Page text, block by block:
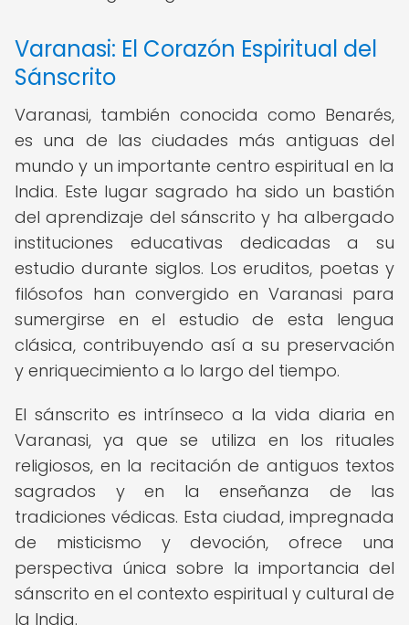
Varanasi: El Corazón Espiritual del
Sánscrito
Varanasi, también conocida como Benarés,
es una de las ciudades más antiguas del
mundo y un importante centro espiritual en la
India. Este lugar sagrado ha sido un bastión
del aprendizaje del sánscrito y ha albergado
instituciones educativas dedicadas a su
estudio durante siglos. Los eruditos, poetas y
filósofos han convergido en Varanasi para
sumergirse en el estudio de esta lengua
clásica, contribuyendo así a su preservación
y enriquecimiento a lo largo del tiempo.
El sánscrito es intrínseco a la vida diaria en
Varanasi, ya que se utiliza en los rituales
religiosos, en la recitación de antiguos textos
sagrados y en la enseñanza de las
tradiciones védicas. Esta ciudad, impregnada
de misticismo y devoción, ofrece una
perspectiva única sobre la importancia del
sánscrito en el contexto espiritual y cultural de
la India.